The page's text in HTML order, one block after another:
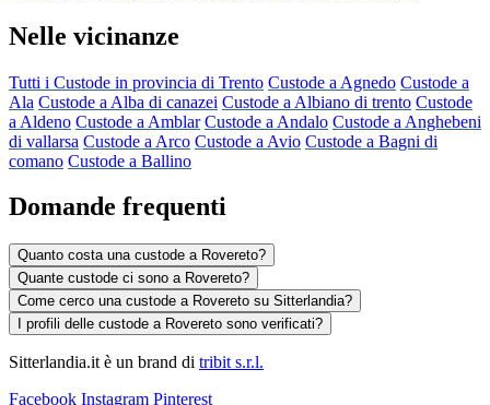
Nelle vicinanze
Tutti i Custode in provincia di Trento Custode a Agnedo Custode a
Ala Custode a Alba di canazei Custode a Albiano di trento Custode
a Aldeno Custode a Amblar Custode a Andalo Custode a Anghebeni
di vallarsa Custode a Arco Custode a Avio Custode a Bagni di
comano Custode a Ballino
Domande frequenti
Quanto costa una custode a Rovereto?
Quante custode ci sono a Rovereto?
Come cerco una custode a Rovereto su Sitterlandia?
I profili delle custode a Rovereto sono verificati?
Sitterlandia.it è un brand di tribit s.r.l.
Facebook Instagram Pinterest